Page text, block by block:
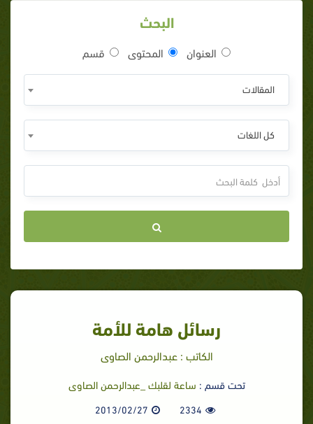
البحث
العنوان المحتوى قسم
المقالات
كل اللغات
رسائل هامة للأمة
الكاتب : عبدالرحمن الصاوى
تحت قسم : ساعة لقلبك _عبدالرحمن الصاوى
2334
2013/02/27